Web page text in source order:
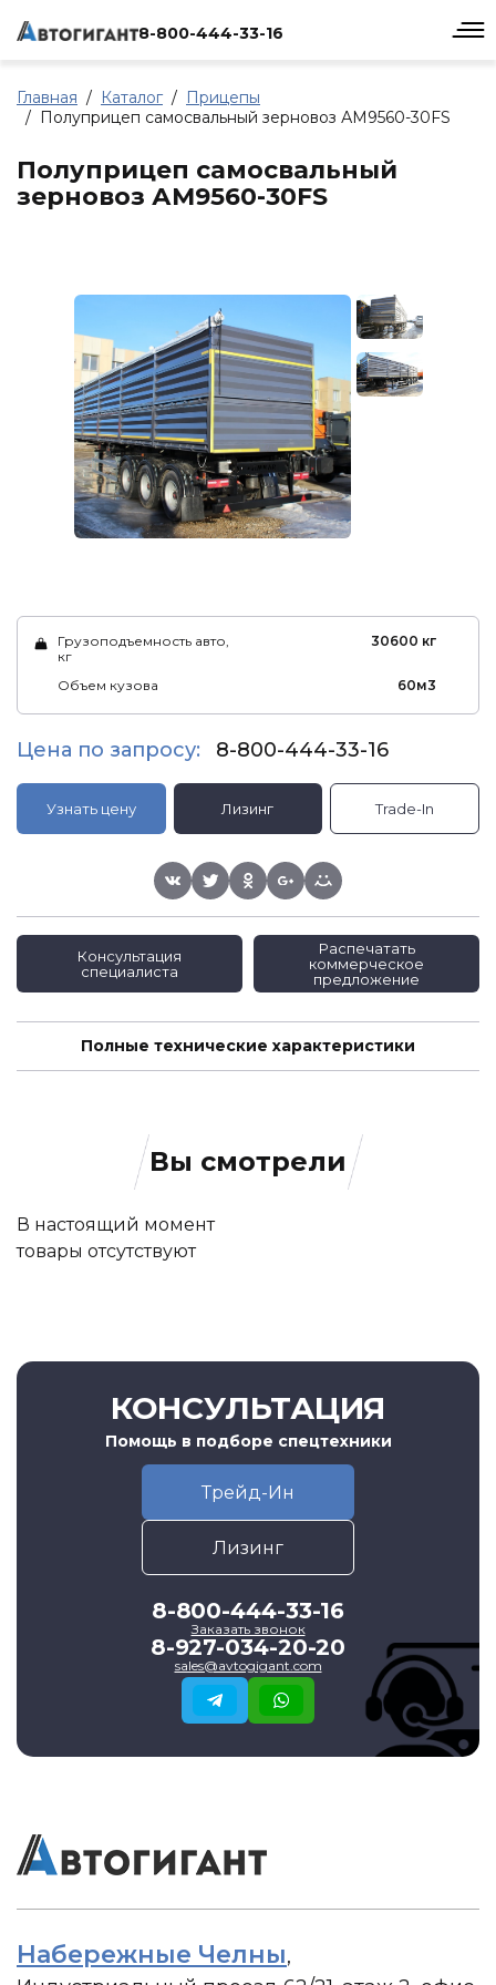
8-800-444-33-16
Главная Каталог
Прицепы
Полуприцеп самосвальный зерновоз АМ9560-30FS
Полуприцеп самосвальный
зерновоз АМ9560-30FS
Грузоподъемность авто,
кг
30600 кг
Объем кузова 60м3
Цена по запросу: 8-800-444-33-16
Узнать цену Лизинг Trade-In
Консультация
специалиста
Распечатать
коммерческое
предложение
Полные технические характеристики
Вы смотрели
В настоящий момент
товары отсутствуют
КОНСУЛЬТАЦИЯ
Помощь в подборе спецтехники
Трейд-Ин
Лизинг
8-800-444-33-16
Заказать звонок
8-927-034-20-20
sales@avtogigant.com
Набережные Челны,